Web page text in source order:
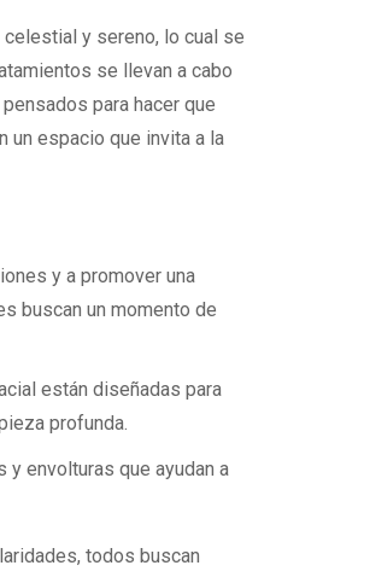
celestial y sereno, lo cual se
se llevan a cabo
para hacer que
un espacio que invita a la
y a promover una
buscan un momento de
están diseñadas para
profunda.
envolturas que ayudan a
todos buscan